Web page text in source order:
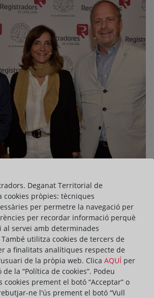
presenta les seves
ciutats sostenibles en el
de Catalunya
per Catalunya en el Parlament,
Jubert, han protagonitzat avui la
del cicle titulat “Trobades en
d'impulsar ciutats sostenibles”
Deganat Territorial de
cookies pròpies: tècniques
per permetre la navegació per
per recordar informació perquè
al servei amb determinades
utilitza cookies de tercers de
a finalitats analítiques respecte de
de la pròpia web. Clica AQUÍ per
la “Política de cookies”. Podeu
cookies prement el botó “Acceptar” o
ne l'ús prement el botó “Vull